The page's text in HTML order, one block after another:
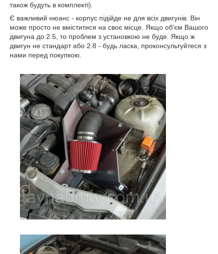
також будуть в комплекті).
Є важливий нюанс - корпус підійде не для всіх двигунів. Він
може просто не вміститися на своє місце. Якщо об'єм Вашого
двигуна до 2.5, то проблем з установкою не буде. Якщо ж
двигун не стандарт або 2.8 - будь ласка, проконсультуйтеся з
нами перед покупкою.